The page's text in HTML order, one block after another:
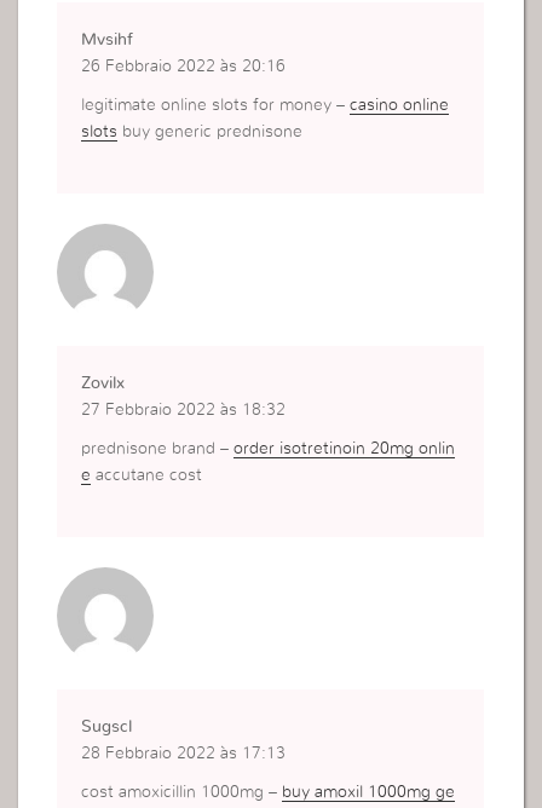
Mvsihf
26 Febbraio 2022 às 20:16
legitimate online slots for money –casino online
slots buy generic prednisone
Zovilx
27 Febbraio 2022 às 18:32
prednisone brand –order isotretinoin 20mg onlin
e accutane cost
Sugscl
28 Febbraio 2022 às 17:13
cost amoxicillin 1000mg – buy amoxil 1000mg ge